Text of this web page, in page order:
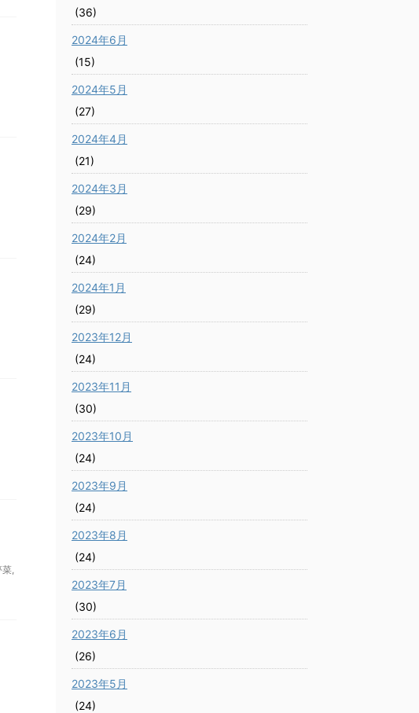
菜
(36)
2024年6月
(15)
2024年5月
(27)
2024年4月
(21)
2024年3月
(29)
2024年2月
(24)
2024年1月
(29)
2023年12月
(24)
2023年11月
(30)
2023年10月
(24)
2023年9月
(24)
2023年8月
(24)
2023年7月
(30)
2023年6月
(26)
2023年5月
(24)